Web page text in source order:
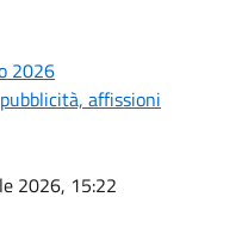
2026
affissioni
2026, 15:22